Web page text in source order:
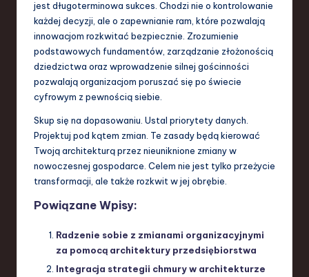
jest długoterminowa sukces. Chodzi nie o kontrolowanie
każdej decyzji, ale o zapewnianie ram, które pozwalają
innowacjom rozkwitać bezpiecznie. Zrozumienie
podstawowych fundamentów, zarządzanie złożonością
dziedzictwa oraz wprowadzenie silnej gościnności
pozwalają organizacjom poruszać się po świecie
cyfrowym z pewnością siebie.
Skup się na dopasowaniu. Ustal priorytety danych.
Projektuj pod kątem zmian. Te zasady będą kierować
Twoją architekturą przez nieuniknione zmiany w
nowoczesnej gospodarce. Celem nie jest tylko przeżycie
transformacji, ale także rozkwit w jej obrębie.
Powiązane Wpisy:
Radzenie sobie z zmianami organizacyjnymi
za pomocą architektury przedsiębiorstwa
Integracja strategii chmury w architekturze